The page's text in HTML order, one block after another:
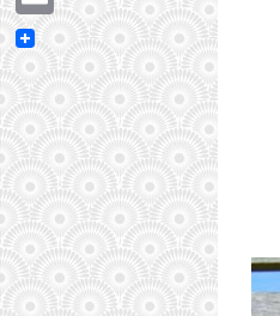
Email